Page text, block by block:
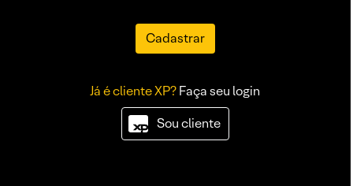
Cadastrar
Já é cliente XP?Faça seu login
Sou cliente